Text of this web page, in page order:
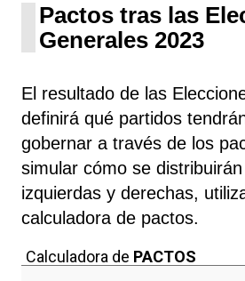
Pactos tras las
Generales 2023
El resultado de las
definirá qué partidos
gobernar a través de los
simular cómo se
izquierdas y derechas,
calculadora de pactos.
Calculadora de PACTOS